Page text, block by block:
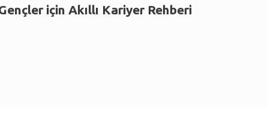
için Akıllı Kariyer Rehberi